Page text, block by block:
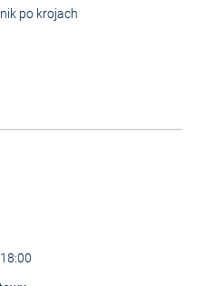
po krojach